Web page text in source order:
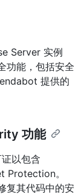
Server 实例
功能，包括安全
提供的
功能
以包含
Protection。
复其代码中的安